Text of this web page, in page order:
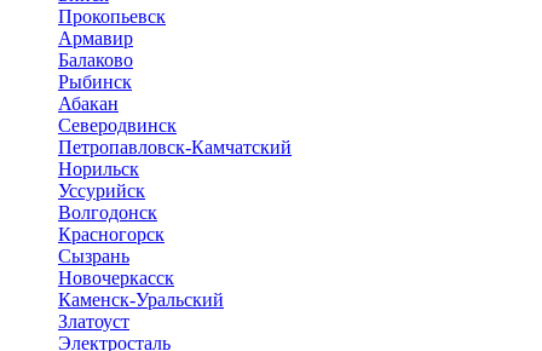
Прокопьевск
Армавир
Балаково
Рыбинск
Абакан
Северодвинск
Петропавловск-Камчатский
Норильск
Уссурийск
Волгодонск
Красногорск
Сызрань
Новочеркасск
Каменск-Уральский
Златоуст
Электросталь